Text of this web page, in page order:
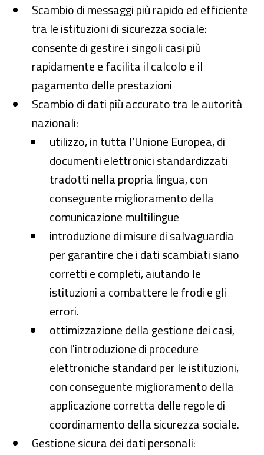
Scambio di messaggi più rapido ed efficiente
tra le istituzioni di sicurezza sociale:
consente di gestire i singoli casi più
rapidamente e facilita il calcolo e il
pagamento delle prestazioni
Scambio di dati più accurato tra le autorità
nazionali:
utilizzo, in tutta l’Unione Europea, di
documenti elettronici standardizzati
tradotti nella propria lingua, con
conseguente miglioramento della
comunicazione multilingue
introduzione di misure di salvaguardia
per garantire che i dati scambiati siano
corretti e completi, aiutando le
istituzioni a combattere le frodi e gli
errori.
ottimizzazione della gestione dei casi,
con l'introduzione di procedure
elettroniche standard per le istituzioni,
con conseguente miglioramento della
applicazione corretta delle regole di
coordinamento della sicurezza sociale.
Gestione sicura dei dati personali: